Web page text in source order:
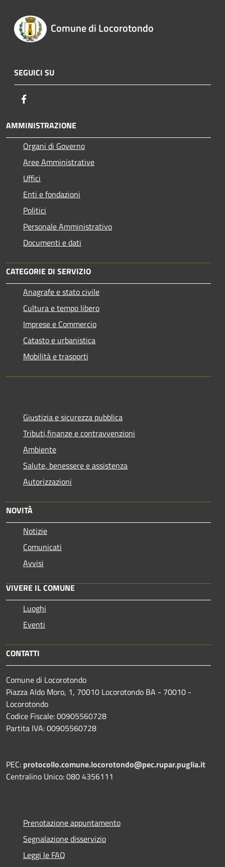
Comune di Locorotondo
SEGUICI SU
AMMINISTRAZIONE
Organi di Governo
Aree Amministrative
Uffici
Enti e fondazioni
Politici
Personale Amministrativo
Documenti e dati
CATEGORIE DI SERVIZIO
Anagrafe e stato civile
Cultura e tempo libero
Imprese e Commercio
Catasto e urbanistica
Mobilità e trasporti
Giustizia e sicurezza pubblica
Tributi,finanze e contravvenzioni
Ambiente
Salute, benessere e assistenza
Autorizzazioni
NOVITÀ
Notizie
Comunicati
Avvisi
VIVERE IL COMUNE
Luoghi
Eventi
CONTATTI
Comune di Locorotondo
Piazza Aldo Moro, 1, 70010 Locorotondo BA - 70010 -
Locorotondo
Codice Fiscale: 00905560728
Partita IVA: 00905560728
PEC: protocollo.comune.locorotondo@pec.rupar.puglia.it
Centralino Unico: 080 4356111
Prenotazione appuntamento
Segnalazione disservizio
Leggi le FAQ